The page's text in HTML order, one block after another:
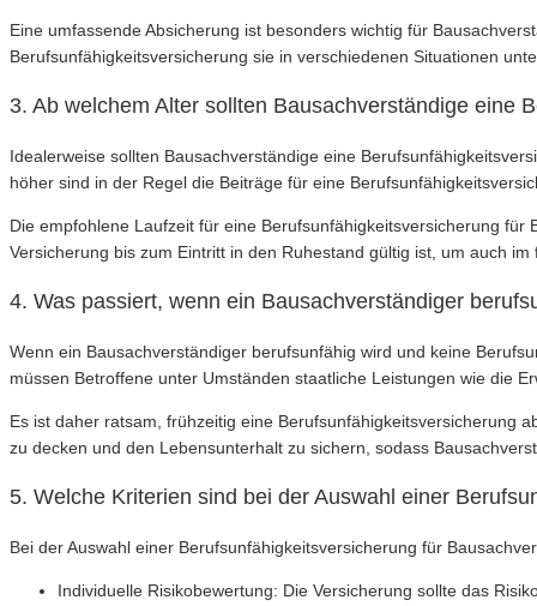
Eine umfassende Absicherung ist besonders wichtig für
Berufsunfähigkeitsversicherung sie in verschiedenen Situationen
3. Ab welchem Alter sollten Bausachverständige eine
Idealerweise sollten Bausachverständige eine
höher sind in der Regel die Beiträge für eine
Die empfohlene Laufzeit für eine Berufsunfähigkeitsversicherung
Versicherung bis zum Eintritt in den Ruhestand gültig ist, um auch
4. Was passiert, wenn ein Bausachverständiger
Wenn ein Bausachverständiger berufsunfähig wird und keine
müssen Betroffene unter Umständen staatliche Leistungen wie die
Es ist daher ratsam, frühzeitig eine Berufsunfähigkeitsversicherung
zu decken und den Lebensunterhalt zu sichern, sodass
5. Welche Kriterien sind bei der Auswahl einer
Bei der Auswahl einer Berufsunfähigkeitsversicherung für
Individuelle Risikobewertung: Die Versicherung sollte das